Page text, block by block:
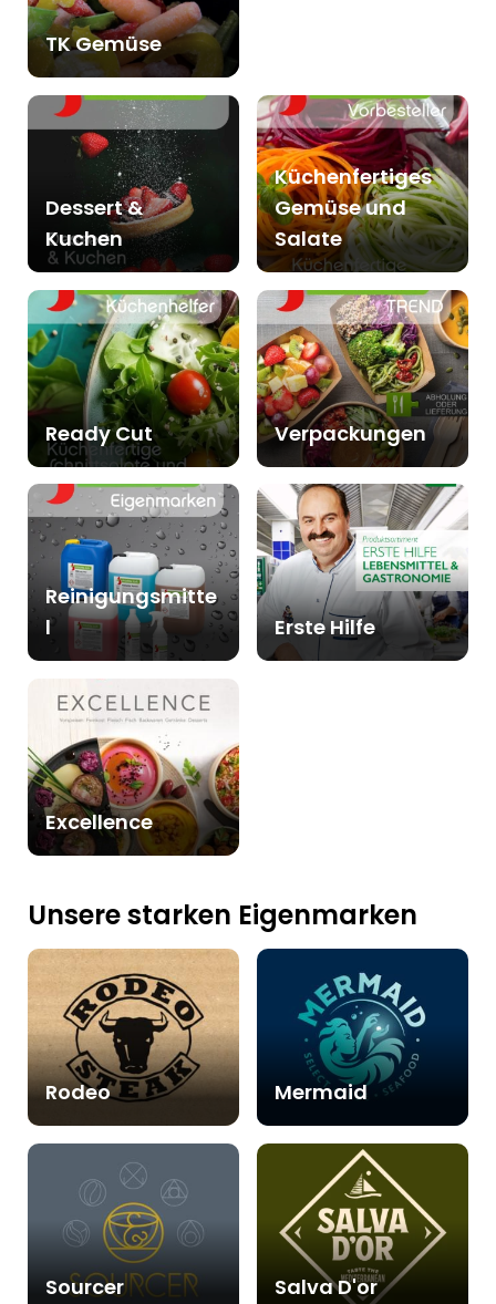
TK Gemüse
Dessert &
Kuchen
Küchenfertiges
Gemüse und
Salate
Ready Cut Verpackungen
Reinigungsmitte
l
Erste Hilfe
Excellence
Unsere starken Eigenmarken
Rodeo Mermaid
Sourcer Salva D'or